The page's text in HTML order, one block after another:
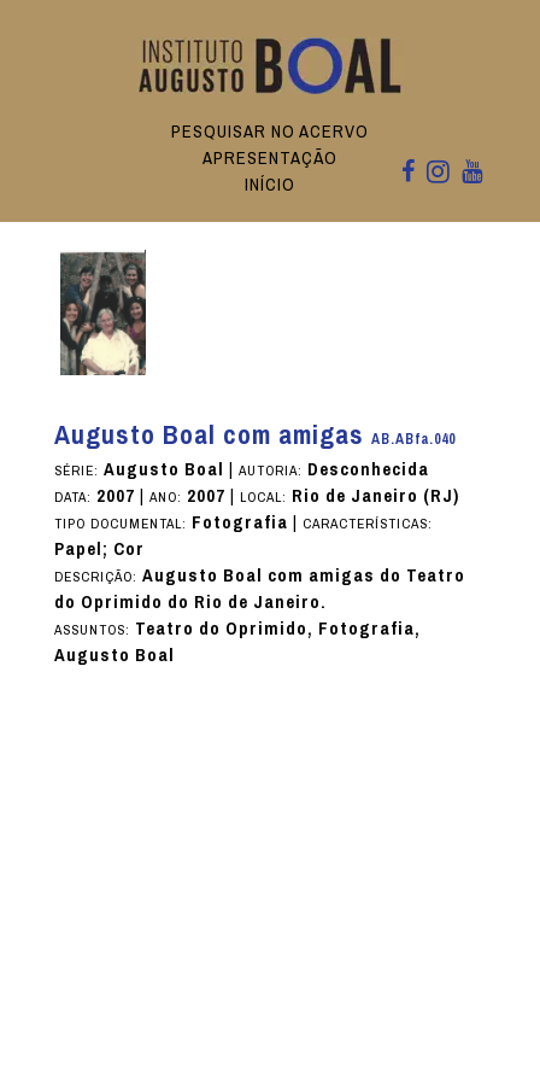
PESQUISAR NO ACERVO
APRESENTAÇÃO
INÍCIO
Augusto Boal com amigas AB.ABfa.040
SÉRIE: Augusto Boal | AUTORIA: Desconhecida
DATA: 2007| ANO: 2007| LOCAL: Rio de Janeiro (RJ)
TIPO DOCUMENTAL: Fotografia| CARACTERÍSTICAS:
Papel; Cor
DESCRIÇÃO: Augusto Boal com amigas do Teatro
do Oprimido do Rio de Janeiro.
ASSUNTOS: Teatro do Oprimido, Fotografia,
Augusto Boal